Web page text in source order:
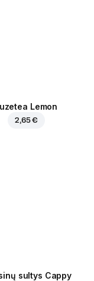
Lemon
2,65 €
sultys Cappy